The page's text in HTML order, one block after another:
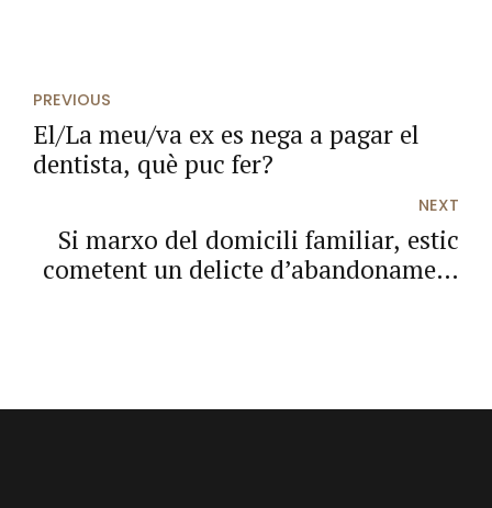
PREVIOUS
El/La meu/va ex es nega a pagar el
dentista, què puc fer?
NEXT
Si marxo del domicili familiar, estic
cometent un delicte d’abandonament